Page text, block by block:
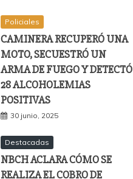
Policiales
CAMINERA RECUPERÓ UNA
MOTO, SECUESTRÓ UN
ARMA DE FUEGO Y DETECTÓ
28 ALCOHOLEMIAS
POSITIVAS
30 junio, 2025
Destacadas
NBCH ACLARA CÓMO SE
REALIZA EL COBRO DE